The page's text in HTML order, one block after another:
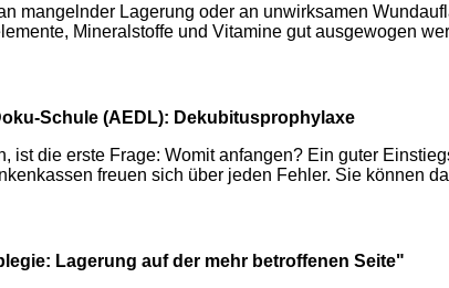
mangelnder Lagerung oder an unwirksamen
Mineralstoffe und Vitamine gut ausgewogen
Schule (AEDL): Dekubitusprophylaxe
die erste Frage: Womit anfangen? Ein guter
freuen sich über jeden Fehler. Sie können
Lagerung auf der mehr betroffenen Seite"